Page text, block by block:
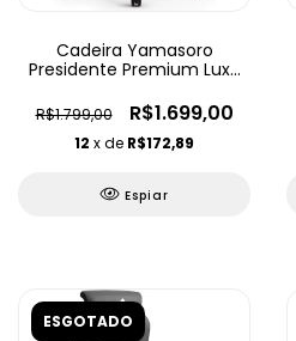
Cadeira Yamasoro
Presidente Premium Luxo
R$1.799,00 R$1.699,00
12 x de R$172,89
Espiar
ESGOTADO